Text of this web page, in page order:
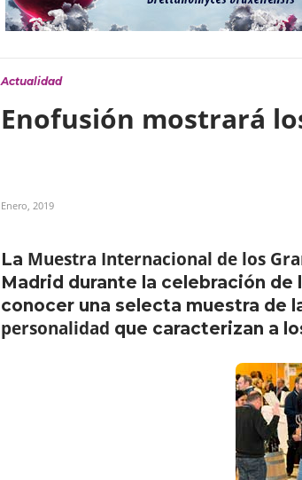
Actualidad
Enofusión mostrará
Enero, 2019
La Muestra Internacional de los
Madrid durante la celebración de
conocer una selecta muestra de
personalidad que caracterizan a